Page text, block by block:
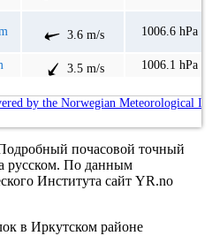
3.6 m/s 1006.6 hPa
3.5 m/s 1006.1 hPa
by the Norwegian Meteorological
почасовой точный
русском. По данным
Института сайт YR.no
в Иркутском районе